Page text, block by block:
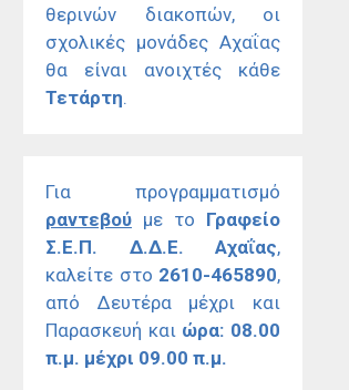
θερινών διακοπών, οι
σχολικές μονάδες Αχαΐας
θα είναι ανοιχτές κάθε
Τετάρτη.
Για προγραμματισμό
ραντεβού με το Γραφείο
Σ.Ε.Π. Δ.Δ.Ε. Αχαΐας,
καλείτε στο 2610-465890,
από Δευτέρα μέχρι και
Παρασκευή και ώρα: 08.00
π.μ. μέχρι 09.00 π.μ.